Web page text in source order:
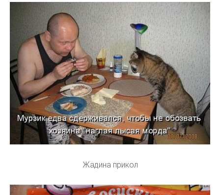
Жадина прикол